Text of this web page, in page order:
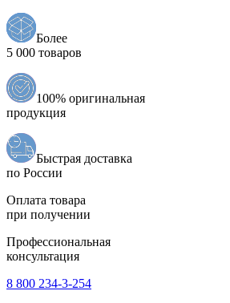
Более
5 000 товаров
100% оригинальная
продукция
Быстрая доставка
по России
Оплата товара
при получении
Профессиональная
консультация
8 800 234-3-254